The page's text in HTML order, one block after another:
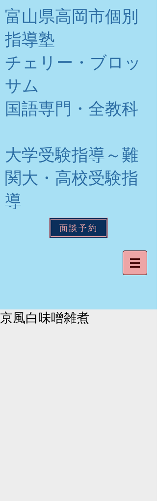
富山県高岡市個別
指導塾
チェリー・ブロッ
サム
​国語専門・全教科
大学受験指導～難
関大・高校受験指
導
面談予約
京風白味噌雑煮